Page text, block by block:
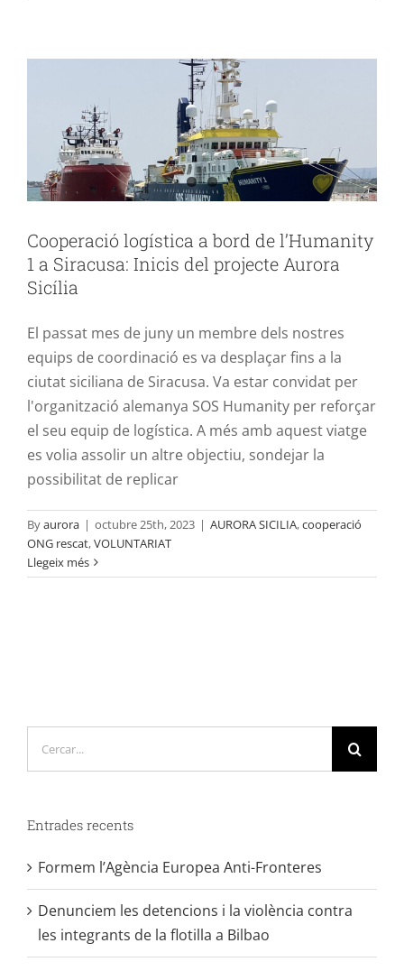
VOLUNTARIAT
Cooperació logística a bord de l’Humanity
1 a Siracusa: Inicis del projecte Aurora
Sicília
El passat mes de juny un membre dels nostres
equips de coordinació es va desplaçar fins a la
ciutat siciliana de Siracusa. Va estar convidat per
l'organització alemanya SOS Humanity per reforçar
el seu equip de logística. A més amb aquest viatge
es volia assolir un altre objectiu, sondejar la
possibilitat de replicar
Byaurora | octubre 25th, 2023 | AURORA SICILIA,cooperació
ONG rescat,VOLUNTARIAT
Llegeix més
Entrades recents
Formem l’Agència Europea Anti-Fronteres
Denunciem les detencions i la violència contra
les integrants de la flotilla a Bilbao